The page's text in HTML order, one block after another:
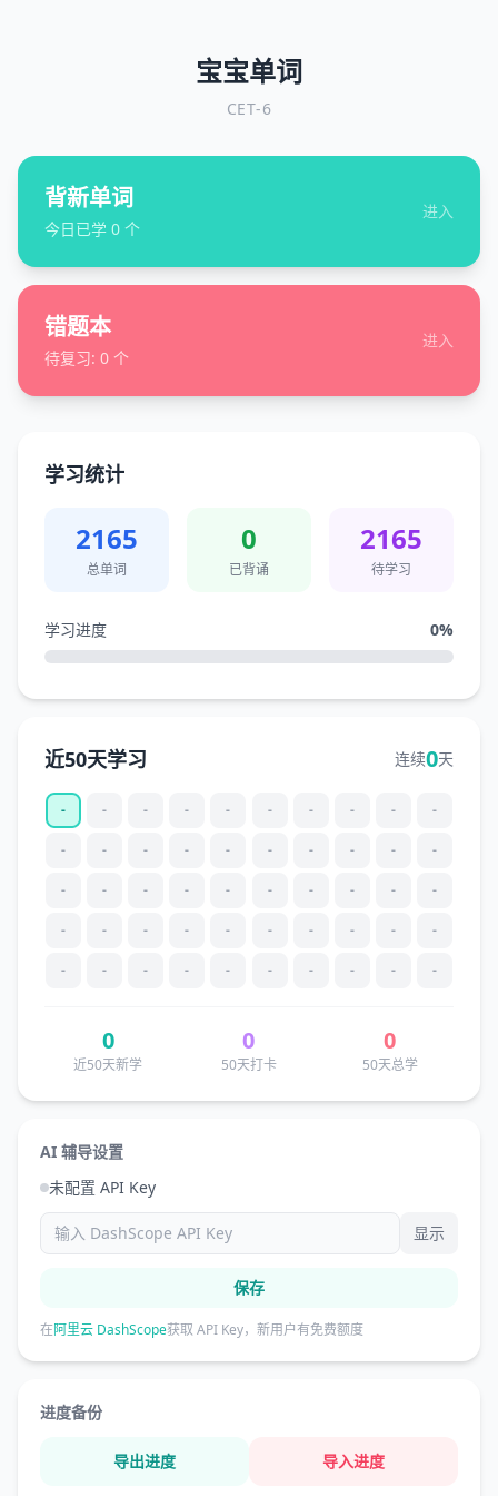
宝宝单词
CET-6
背新单词
今日已学 0 个
进入
错题本
待复习: 0 个
进入
学习统计
2165
总单词
0
已背诵
2165
待学习
学习进度 0%
近50天学习 连续0天
- - - - - - - - - -
- - - - - - - - - -
- - - - - - - - - -
- - - - - - - - - -
- - - - - - - - - -
0
近50天新学
0
50天打卡
0
50天总学
AI 辅导设置
未配置 API Key
显示
保存
在阿里云 DashScope获取 API Key，新用户有免费额度
进度备份
导出进度 导入进度